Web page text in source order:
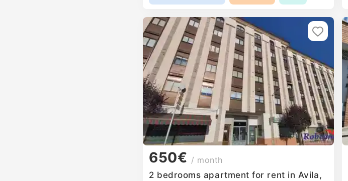
650€ / month
2 bedrooms apartment for rent in Avila,